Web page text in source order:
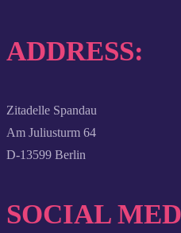
ADDRESS:
Zitadelle Spandau
Am Juliusturm 64
D-13599 Berlin
SOCIAL